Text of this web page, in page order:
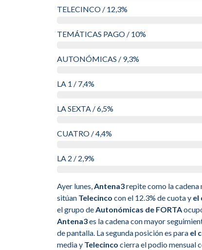
TELECINCO / 12,3%
TEMÁTICAS PAGO / 10%
AUTONÓMICAS / 9,3%
LA 1 / 7,4%
LA SEXTA / 6,5%
CUATRO / 4,4%
LA 2 / 2,9%
Ayer lunes,Antena3repite como la cadena
sitúan Telecinco con el 12.3% de cuota y el
el grupo deAutonómicas de FORTA
Antena3es la cadena con mayor
de pantalla. La segunda posición es para el
media y Telecinco cierra el podio mensual